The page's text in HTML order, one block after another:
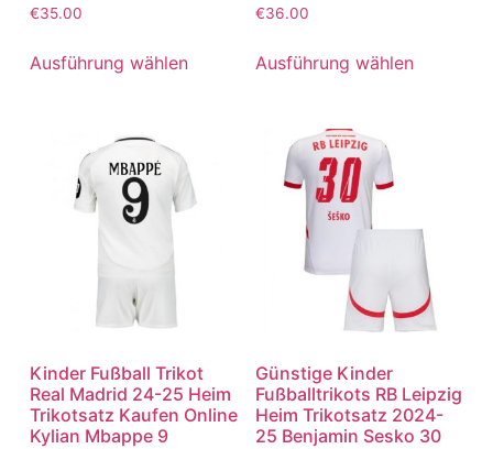
Bewertet
mit
von 5
€35.00
Ausführung wählen
Bewertet
mit
von 5
€36.00
Ausführung wählen
Kinder Fußball Trikot
Real Madrid 24-25 Heim
Trikotsatz Kaufen Online
Kylian Mbappe 9
Günstige Kinder
Fußballtrikots RB Leipzig
Heim Trikotsatz 2024-
25 Benjamin Sesko 30